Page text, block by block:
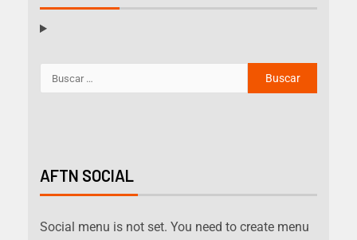
AFTN SOCIAL
Social menu is not set. You need to create menu